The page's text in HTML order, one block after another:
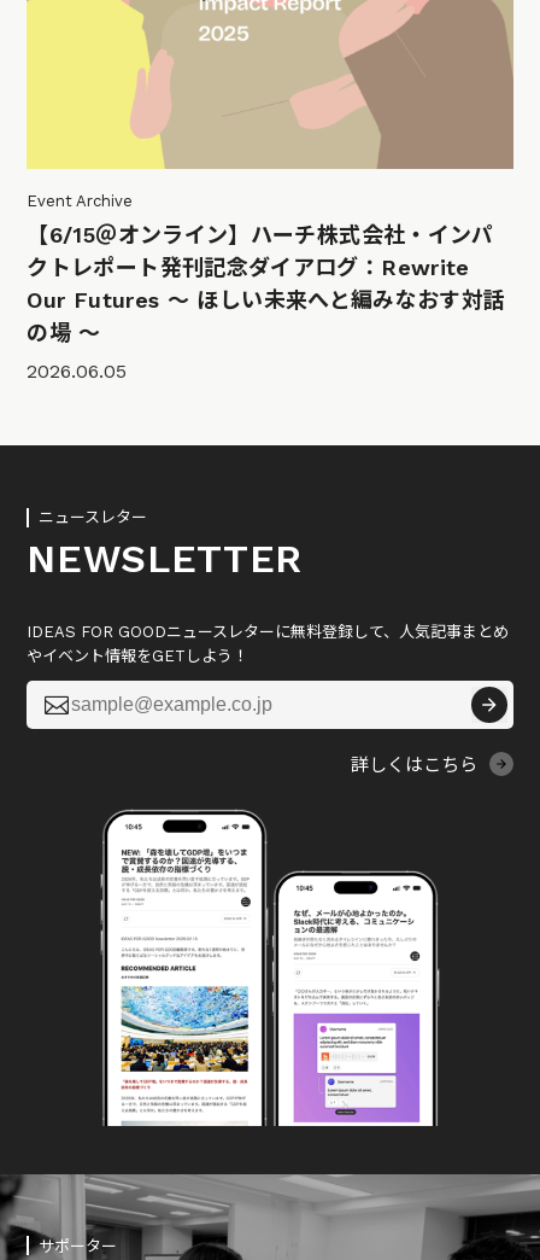
Event Archive
【6/15＠オンライン】ハーチ株式会社・インパ
クトレポート発刊記念ダイアログ：Rewrite
Our Futures 〜 ほしい未来へと編みなおす対話
の場 〜
2026.06.05
ニュースレター
NEWSLETTER
IDEAS FOR GOODニュースレターに無料登録して、人気記事まとめ
やイベント情報をGETしよう！

詳しくはこちら
サポーター